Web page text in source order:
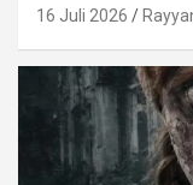
16 Juli 2026